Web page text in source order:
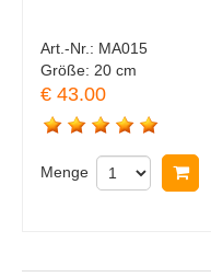
Art.-Nr.: MA015
Größe: 20 cm
€ 43.00
Menge